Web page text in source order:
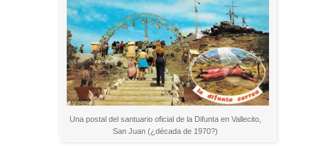
Una postal del santuario oficial de la Difunta en Vallecito,
San Juan (¿década de 1970?)